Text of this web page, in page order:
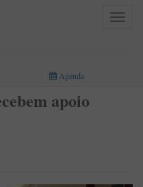
Toggle
Agenda
apoio